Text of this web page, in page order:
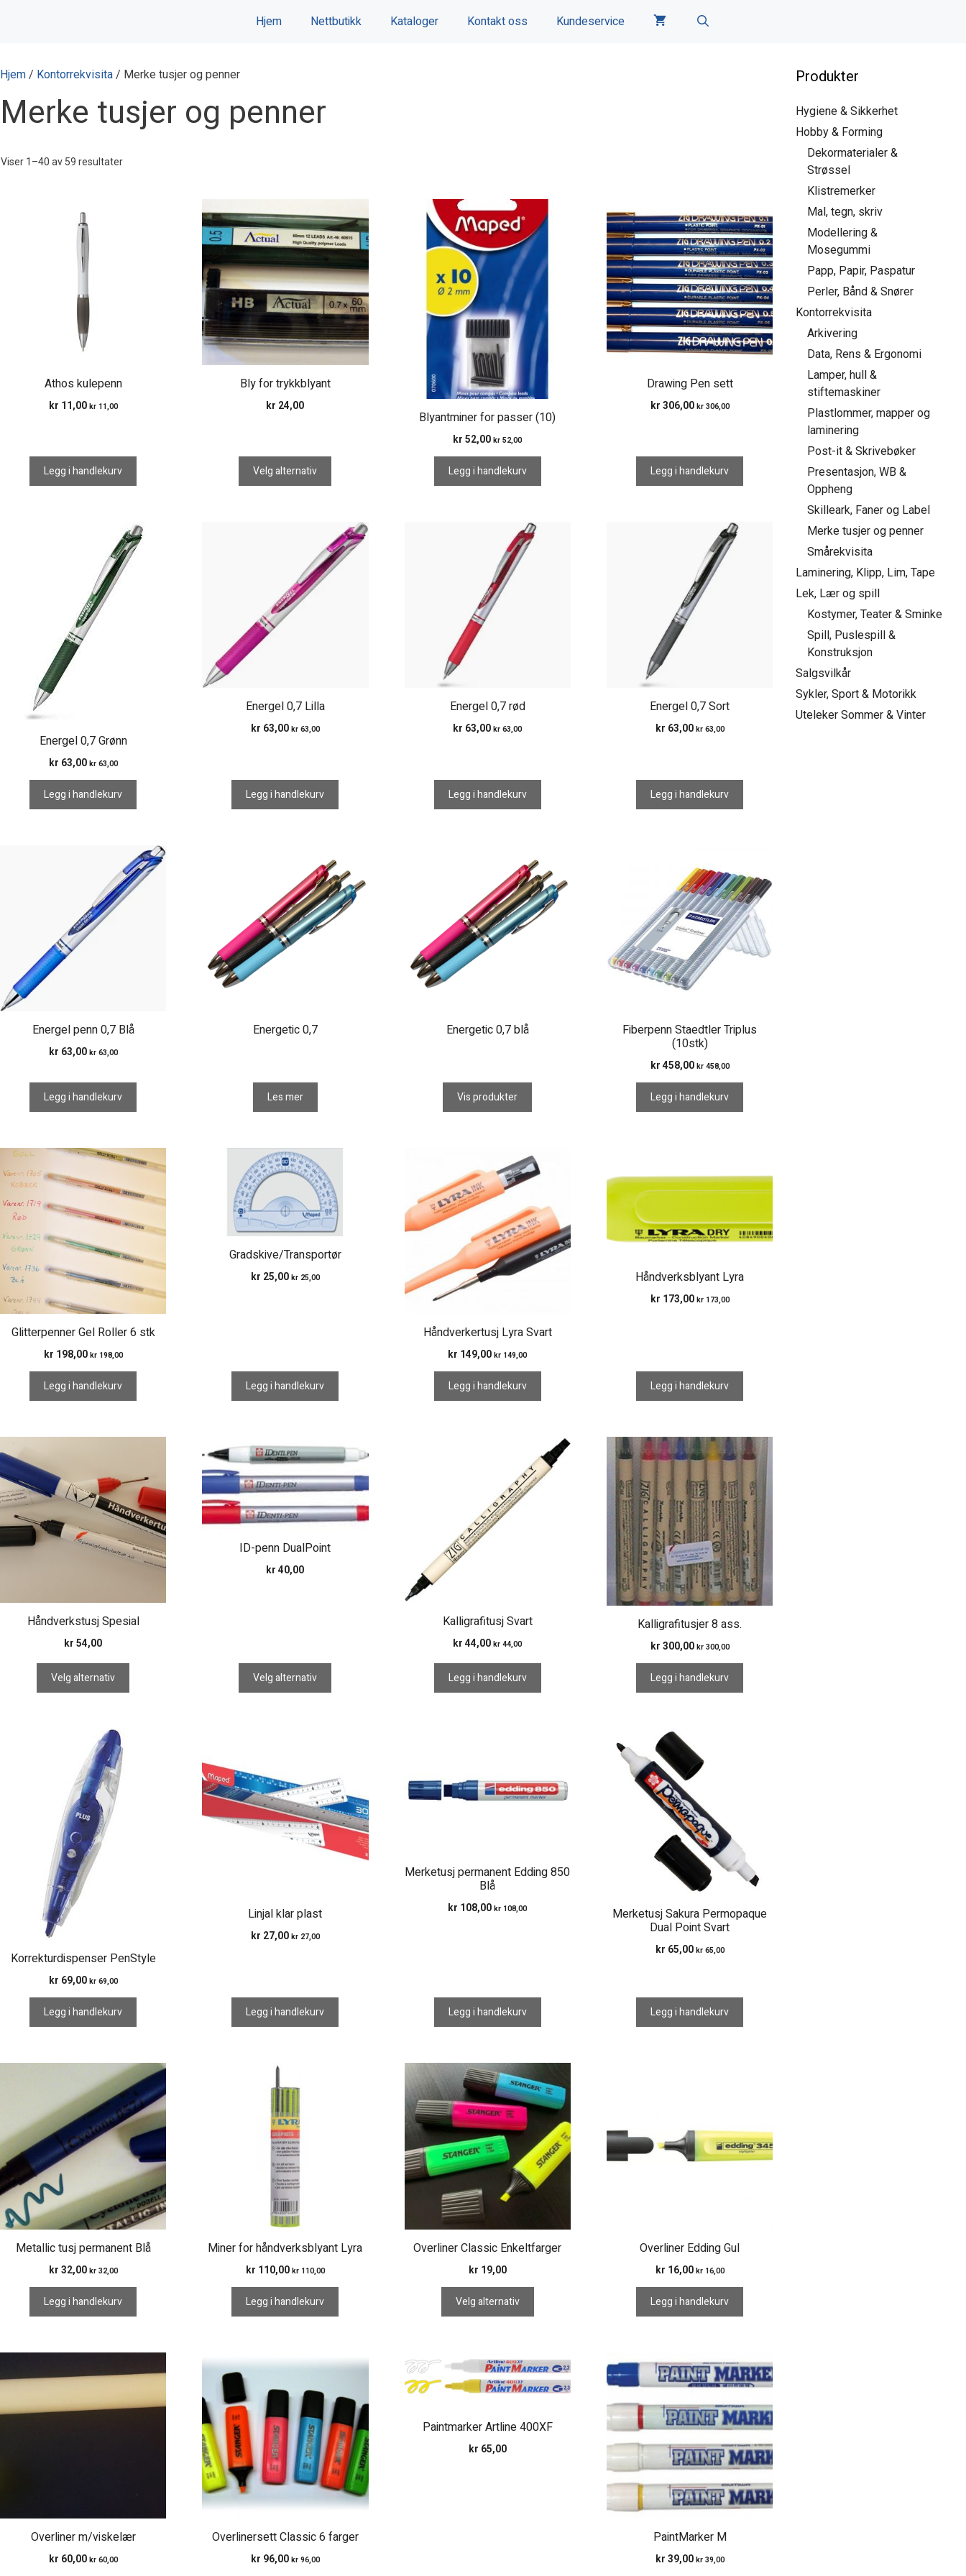
Hjem Nettbutikk Kataloger Kontakt oss Kundeservice
Hjem / Kontorrekvisita / Merke tusjer og penner
Merke tusjer og penner
Viser 1–40 av 59 resultater
Athos kulepenn
kr 11,00 kr11,00
Legg i handlekurv
Bly for trykkblyant
kr 24,00
Velg alternativ
produktet
har
varianter.
Alternativene
kan
velges
på
produktsiden
Blyantminer for passer (10)
kr 52,00 kr 52,00
Legg i handlekurv
Drawing Pen sett
kr 306,00 kr306,00
Legg i handlekurv
Energel 0,7 Grønn
kr 63,00 kr63,00
Legg i handlekurv
Energel 0,7 Lilla
kr 63,00 kr63,00
Legg i handlekurv
Energel 0,7 rød
kr 63,00 kr 63,00
Legg i handlekurv
Energel 0,7 Sort
kr 63,00 kr63,00
Legg i handlekurv
Energel penn 0,7 Blå
kr 63,00 kr63,00
Legg i handlekurv
Energetic 0,7
Les mer
Energetic 0,7 blå
Vis produkter
Fiberpenn Staedtler Triplus
(10stk)
kr 458,00 kr458,00
Legg i handlekurv
Glitterpenner Gel Roller 6 stk
kr 198,00 kr198,00
Legg i handlekurv
Gradskive/Transportør
kr 25,00 kr25,00
Legg i handlekurv
Håndverkertusj Lyra Svart
kr 149,00 kr 149,00
Legg i handlekurv
Håndverksblyant Lyra
kr 173,00 kr173,00
Legg i handlekurv
Håndverkstusj Spesial
kr 54,00
Velg alternativ
produktet
har
flere
varianter.
Alternativene
kan
produktsiden
ID-penn DualPoint
kr 40,00
Velg alternativ
Dette
produktet
har
flere
varianter.
Kalligrafitusj Svart
kr 44,00 kr 44,00
Legg i handlekurv
Kalligrafitusjer 8 ass.
kr 300,00 kr300,00
Legg i handlekurv
Korrekturdispenser PenStyle
kr 69,00 kr69,00
Legg i handlekurv
Linjal klar plast
kr 27,00 kr27,00
Legg i handlekurv
Merketusj permanent Edding 850
Blå
kr 108,00 kr 108,00
Legg i handlekurv
Merketusj Sakura Permopaque
Dual Point Svart
kr 65,00 kr65,00
Legg i handlekurv
Metallic tusj permanent Blå
kr 32,00 kr32,00
Legg i handlekurv
Miner for håndverksblyant Lyra
kr 110,00 kr110,00
Legg i handlekurv
Overliner Classic Enkeltfarger
kr 19,00
Velg alternativ
produktet
har
flere
varianter.
Alternativene
kan
Overliner Edding Gul
kr 16,00 kr16,00
Legg i handlekurv
Overliner m/viskelær
kr 60,00 kr60,00
Overlinersett Classic 6 farger
kr 96,00 kr96,00
Paintmarker Artline 400XF
kr 65,00
Dette
produktet
har
varianter.
Alternativene
PaintMarker M
kr 39,00 kr39,00
Produkter
Hygiene & Sikkerhet
Hobby & Forming
Dekormaterialer &
Strøssel
Klistremerker
Mal, tegn, skriv
Modellering &
Mosegummi
Papp, Papir, Paspatur
Perler, Bånd & Snører
Kontorrekvisita
Arkivering
Data, Rens & Ergonomi
Lamper, hull &
stiftemaskiner
Plastlommer, mapper og
laminering
Post-it & Skrivebøker
Presentasjon, WB &
Oppheng
Skilleark, Faner og Label
Merke tusjer og penner
Smårekvisita
Laminering, Klipp, Lim, Tape
Lek, Lær og spill
Kostymer, Teater & Sminke
Spill, Puslespill &
Konstruksjon
Salgsvilkår
Sykler, Sport & Motorikk
Uteleker Sommer & Vinter